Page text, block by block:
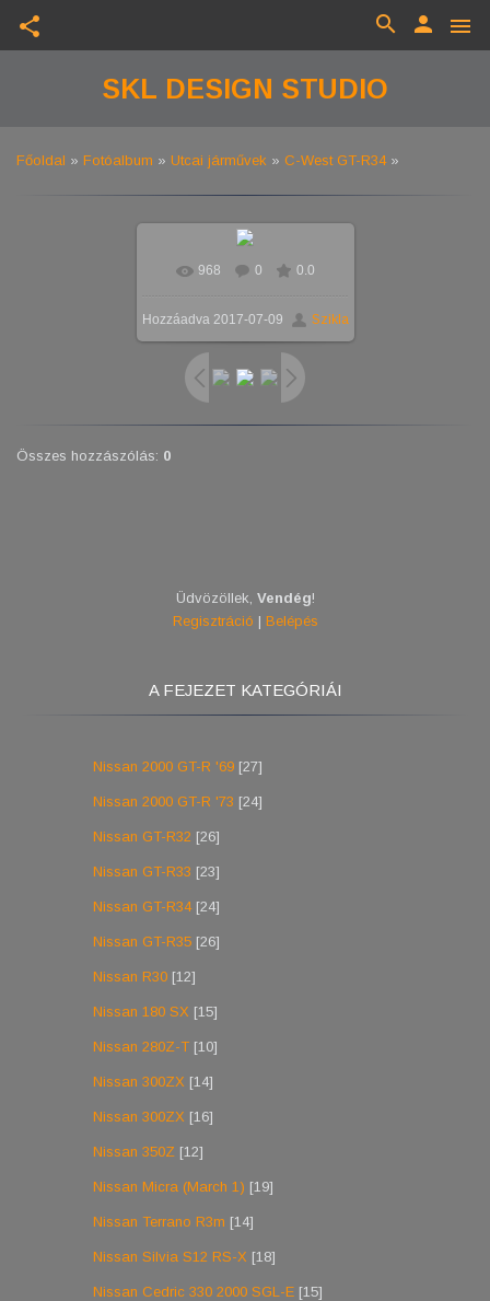
share menu
person
search
SKL DESIGN STUDIO
Főoldal » Fotóalbum » Utcai járművek » C-West GT-R34»
Valós méretben 1024x576
253.4Kb
968 0 0.0
Hozzáadva2017-07-09 Szikla
Összes hozzászólás: 0
Üdvözöllek Vendég!
Regisztráció | Belépés
A FEJEZET KATEGÓRIÁI
Nissan 2000 GT-R '69 [27]
Nissan 2000 GT-R '73 [24]
Nissan GT-R32 [26]
Nissan GT-R33 [23]
Nissan GT-R34 [24]
Nissan GT-R35 [26]
Nissan R30 [12]
Nissan 180 SX [15]
Nissan 280Z-T [10]
Nissan 300ZX [14]
Nissan 300ZX [16]
Nissan 350Z [12]
Nissan Micra (March 1) [19]
Nissan Terrano R3m [14]
Nissan Silvia S12 RS-X [18]
Nissan Cedric 330 2000 SGL-E [15]